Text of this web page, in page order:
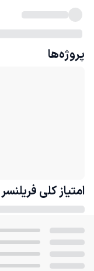
پروژه‌ها
امتیاز کلی فریلنسر